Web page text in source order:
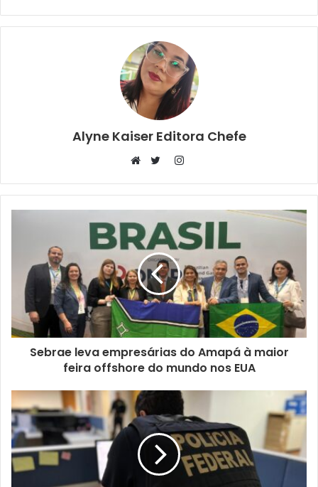
Alyne Kaiser Editora Chefe
Instagram
Sebrae leva empresárias do Amapá à maior
feira offshore do mundo nos EUA